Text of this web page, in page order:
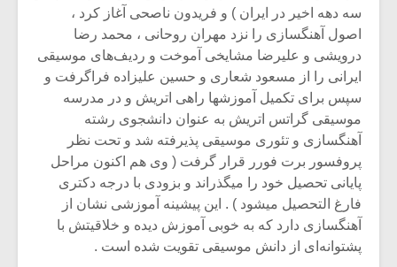
سه دهه اخیر در ایران ) و فریدون ناصحی آغاز کرد ،
اصول آهنگسازی را نزد مهران روحانی ، محمد رضا
درویشی و علیرضا مشایخی آموخت و ردیف‌های موسیقی
ایرانی را از مسعود شعاری و حسین علیزاده فراگرفت و
سپس برای تکمیل آموزشها راهی اتریش و در مدرسه
موسیقی گراتس اتریش به عنوان دانشجوی رشته
آهنگسازی و تئوری موسیقی پذیرفته شد و تحت نظر
پروفسور برت فورر قرار گرفت ( وی هم اکنون مراحل
پایانی تحصیل خود را میگذراند و بزودی با درجه دکتری
فارغ التحصیل میشود ) . این پیشینه آموزشی نشان از
آهنگسازی دارد که به خوبی آموزش دیده و خلاقیتش با
پشتوانه‌ای از دانش موسیقی تقویت شده است .
میکلوش روژا
یادداشتی بر موسیقی
متن فیلم «متری
شیش و نیم»